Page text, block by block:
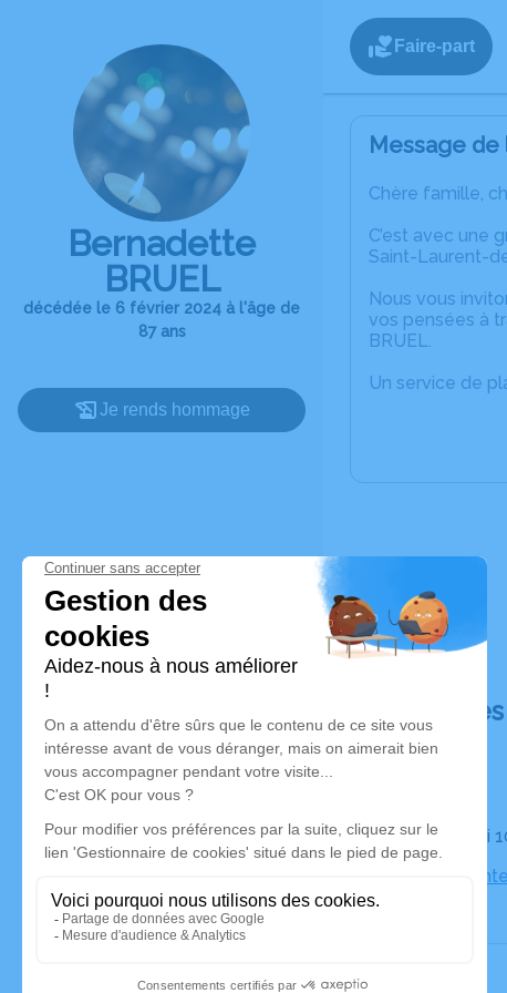
Bernadette
BRUEL
décédée le 6 février 2024 à l'âge de
87 ans
Je rends hommage
Faire-part
Message de
Chère famille,
C’est avec une
Saint-Laurent-
Nous vous
vos pensées à
BRUEL.
Un service de
Déroulé
Le samedi
Église